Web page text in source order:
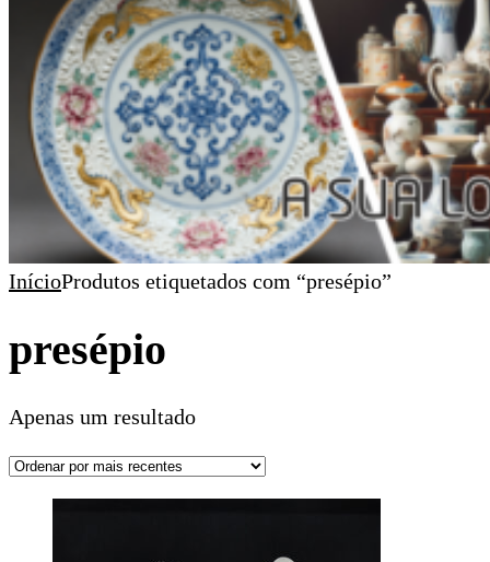
InícioProdutos etiquetados com “presépio”
presépio
Apenas um resultado